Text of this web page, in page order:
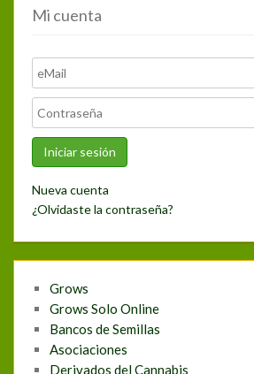
Mi cuenta
Nueva cuenta
¿Olvidaste la contraseña?
Grows
Grows Solo Online
Bancos de Semillas
Asociaciones
Derivados del Cannabis